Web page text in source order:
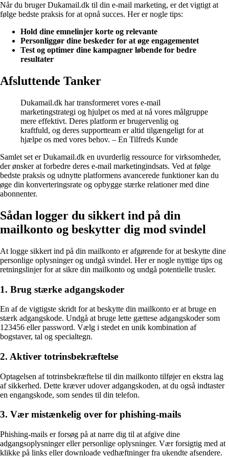
Når du bruger Dukamail.dk til din e-mail marketing, er det vigtigt at
følge bedste praksis for at opnå succes. Her er nogle tips:
Hold dine emnelinjer korte og relevante
Personliggør dine beskeder for at øge engagementet
Test og optimer dine kampagner løbende for bedre
resultater
Afsluttende Tanker
Dukamail.dk har transformeret vores e-mail
marketingstrategi og hjulpet os med at nå vores målgruppe
mere effektivt. Deres platform er brugervenlig og
kraftfuld, og deres supportteam er altid tilgængeligt for at
hjælpe os med vores behov. – En Tilfreds Kunde
Samlet set er Dukamail.dk en uvurderlig ressource for virksomheder,
der ønsker at forbedre deres e-mail marketingindsats. Ved at følge
bedste praksis og udnytte platformens avancerede funktioner kan du
øge din konverteringsrate og opbygge stærke relationer med dine
abonnenter.
Sådan logger du sikkert ind på din
mailkonto og beskytter dig mod svindel
At logge sikkert ind på din mailkonto er afgørende for at beskytte dine
personlige oplysninger og undgå svindel. Her er nogle nyttige tips og
retningslinjer for at sikre din mailkonto og undgå potentielle trusler.
1. Brug stærke adgangskoder
En af de vigtigste skridt for at beskytte din mailkonto er at bruge en
stærk adgangskode. Undgå at bruge lette gættese adgangskoder som
123456 eller password. Vælg i stedet en unik kombination af
bogstaver, tal og specialtegn.
2. Aktiver totrinsbekræftelse
Optagelsen af totrinsbekræftelse til din mailkonto tilføjer en ekstra lag
af sikkerhed. Dette kræver udover adgangskoden, at du også indtaster
en engangskode, som sendes til din telefon.
3. Vær mistænkelig over for phishing-mails
Phishing-mails er forsøg på at narre dig til at afgive dine
adgangsoplysninger eller personlige oplysninger. Vær forsigtig med at
klikke på links eller downloade vedhæftninger fra ukendte afsendere.